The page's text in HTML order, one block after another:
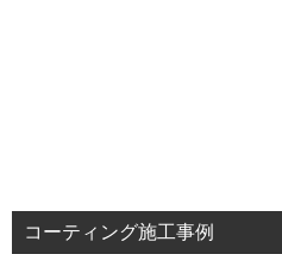
コーティング施工事例